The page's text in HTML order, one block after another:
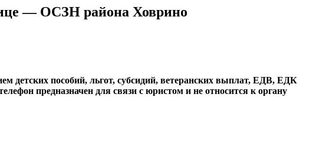
— ОСЗН района Ховрино
детских пособий, льгот, субсидий, ветеранских выплат, ЕДВ, ЕДК
предназначен для связи с юристом и не относится к органу